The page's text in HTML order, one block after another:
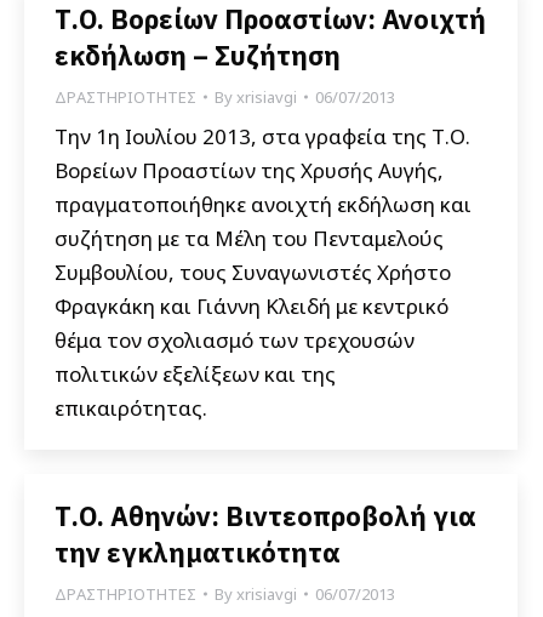
Τ.Ο. Βορείων Προαστίων: Ανοιχτή
εκδήλωση – Συζήτηση
ΔΡΑΣΤΗΡΙΟΤΗΤΕΣ Byxrisiavgi 06/07/2013
Την 1η Ιουλίου 2013, στα γραφεία της Τ.Ο.
Βορείων Προαστίων της Χρυσής Αυγής,
πραγματοποιήθηκε ανοιχτή εκδήλωση και
συζήτηση με τα Μέλη του Πενταμελούς
Συμβουλίου, τους Συναγωνιστές Χρήστο
Φραγκάκη και Γιάννη Κλειδή με κεντρικό
θέμα τον σχολιασμό των τρεχουσών
πολιτικών εξελίξεων και της
επικαιρότητας.
Τ.Ο. Αθηνών: Βιντεοπροβολή για
την εγκληματικότητα
ΔΡΑΣΤΗΡΙΟΤΗΤΕΣ Byxrisiavgi 06/07/2013